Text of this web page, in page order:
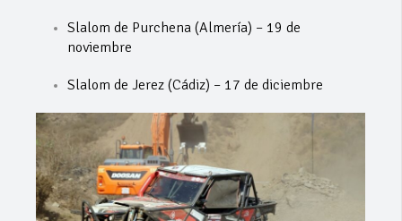
Slalom de Purchena (Almería) – 19 de
noviembre
Slalom de Jerez (Cádiz) – 17 de diciembre